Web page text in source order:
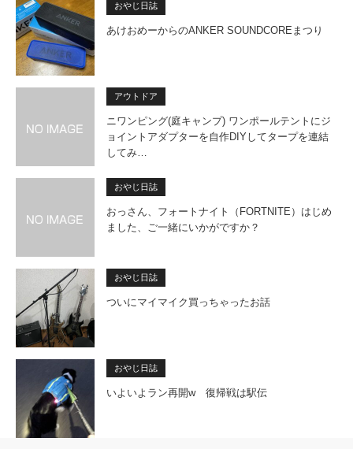
おやじ日誌
あけおめーからのANKER SOUNDCOREまつり
アウトドア
ニワンピング(庭キャンプ) ワンポールテントにジ
ョイントアダプターを自作DIYしてタープを連結
してみ…
おやじ日誌
おっさん、フォートナイト（FORTNITE）はじめ
ました、ご一緒にいかがですか？
おやじ日誌
ついにマイマイク買っちゃったお話
おやじ日誌
いよいよラン再開w 復帰戦は駅伝